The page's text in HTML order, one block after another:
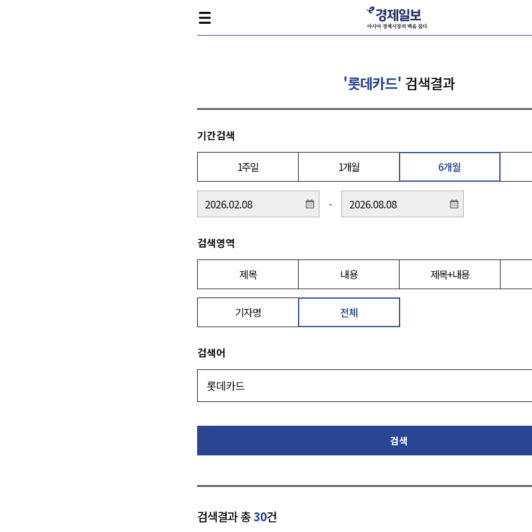
'롯데카드' 검색결과
기간검색
1주일 1개월 6개월
-
검색영역
제목 내용 제목+내용
기자명 전체
검색어
검색
검색결과 총30건